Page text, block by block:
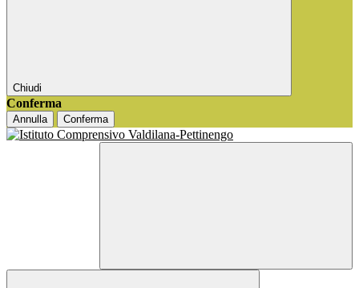
Chiudi
Conferma
Annulla Conferma